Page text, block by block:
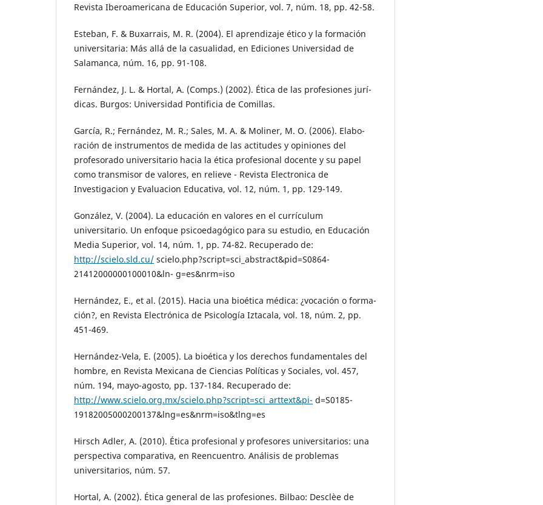
Revista Iberoamericana de Educación Superior, vol. 7, núm. 18, pp. 42-58.
Esteban, F. & Buxarrais, M. R. (2004). El aprendizaje ético y la formación
universitaria: Más allá de la casualidad, en Ediciones Universidad de
Salamanca, núm. 16, pp. 91-108.
Fernández, J. L. & Hortal, A. (Comps.) (2002). Ética de las profesiones jurí-
dicas. Burgos: Universidad Pontificia de Comillas.
García, R.; Fernández, M. R.; Sales, M. A. & Moliner, M. O. (2006). Elabo-
ración de instrumentos de medida de las actitudes y opiniones del
profesorado universitario hacia la ética profesional docente y su papel
como transmisor de valores, en relieve - Revista Electronica de
Investigacion y Evaluacion Educativa, vol. 12, núm. 1, pp. 129-149.
González, V. (2004). La educación en valores en el currículum
universitario. Un enfoque psicoedagógico para su estudio, en Educación
Media Superior, vol. 14, núm. 1, pp. 74-82. Recuperado de:
http://scielo.sld.cu/ scielo.php?script=sci_abstract&pid=S0864-
21412000000100010&ln- g=es&nrm=iso
Hernández, E., et al. (2015). Hacia una bioética médica: ¿vocación o forma-
ción?, en Revista Electrónica de Psicología Iztacala, vol. 18, núm. 2, pp.
451-469.
Hernández-Vela, E. (2005). La bioética y los derechos fundamentales del
hombre, en Revista Mexicana de Ciencias Políticas y Sociales, vol. 457,
núm. 194, mayo-agosto, pp. 137-184. Recuperado de:
http://www.scielo.org.mx/scielo.php?script=sci_arttext&pi- d=S0185-
19182005000200137&lng=es&nrm=iso&tlng=es
Hirsch Adler, A. (2010). Ética profesional y profesores universitarios: una
perspectiva comparativa, en Reencuentro. Análisis de problemas
universitarios, núm. 57.
Hortal, A. (2002). Ética general de las profesiones. Bilbao: Desclèe de